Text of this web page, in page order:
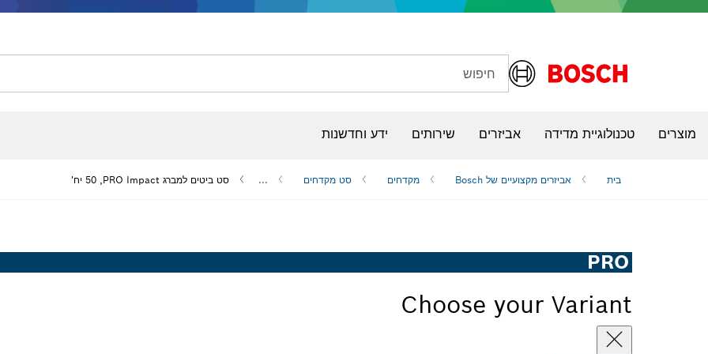
חיפוש
מוצרים טכנולוגיית מדידה אביזרים שירותים ידע וחדשנות
בית אביזרים מקצועיים של Bosch מקדחים סט מקדחים ... סט ביטים למברג PRO Impact‏, 50 יח'
PRO
Choose your Variant